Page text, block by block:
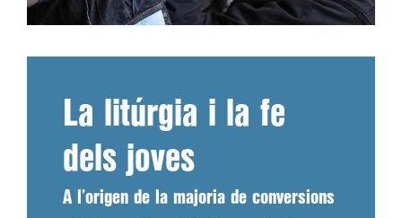
La litúrgia i la fe
dels joves
A l’origen de la majoria de conversions